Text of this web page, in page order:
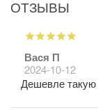
ОТЗЫВЫ
Вася П
2024-10-12
Дешевле